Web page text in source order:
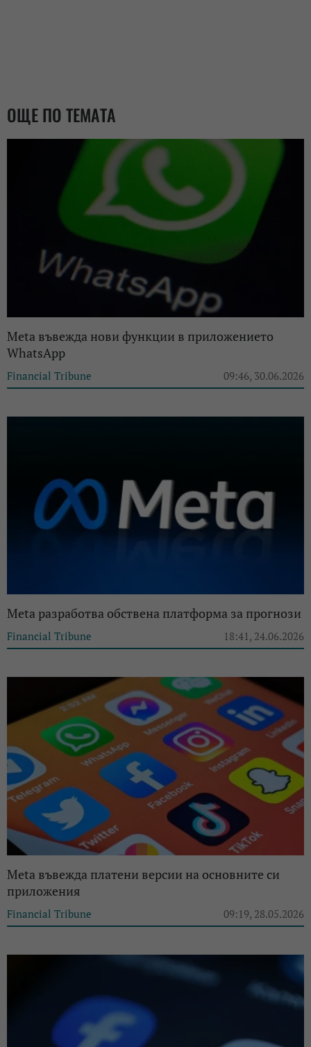
ОЩЕ ПО ТЕМАТА
Meta въвежда нови функции в приложението
WhatsApp
Financial Tribune 09:46, 30.06.2026
Meta разработва обствена платформа за прогнози
Financial Tribune 18:41, 24.06.2026
Meta въвежда платени версии на основните си
приложения
Financial Tribune 09:19, 28.05.2026